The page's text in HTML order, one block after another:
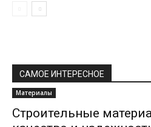
САМОЕ ИНТЕРЕСНОЕ
Материалы
Строительные